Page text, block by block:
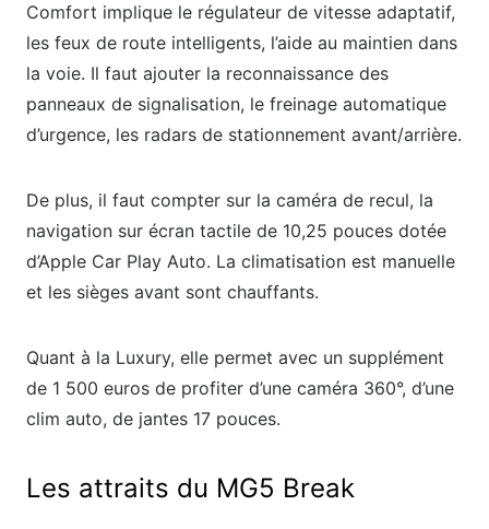
Comfort implique le régulateur de vitesse adaptatif,
les feux de route intelligents, l’aide au maintien dans
la voie. Il faut ajouter la reconnaissance des
panneaux de signalisation, le freinage automatique
d’urgence, les radars de stationnement avant/arrière.
De plus, il faut compter sur la caméra de recul, la
navigation sur écran tactile de 10,25 pouces dotée
d’Apple Car Play Auto. La climatisation est manuelle
et les sièges avant sont chauffants.
Quant à la Luxury, elle permet avec un supplément
de 1 500 euros de profiter d’une caméra 360°, d’une
clim auto, de jantes 17 pouces.
Les attraits du MG5 Break